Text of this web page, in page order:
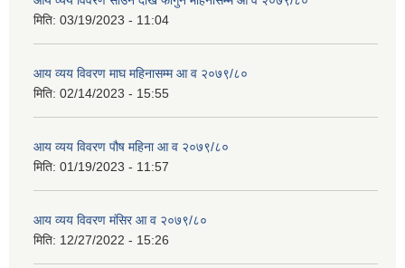
मिति: 03/19/2023 - 11:04
आय व्यय विवरण माघ महिनासम्म आ व २०७९/८०
मिति: 02/14/2023 - 15:55
आय व्यय विवरण पौष महिना आ व २०७९/८०
मिति: 01/19/2023 - 11:57
आय व्यय विवरण मंसिर आ व २०७९/८०
मिति: 12/27/2022 - 15:26